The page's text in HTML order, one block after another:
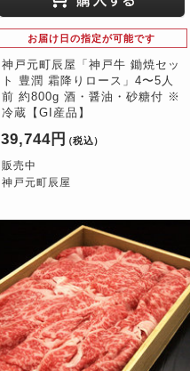
お届け日の指定が可能です
神戸元町辰屋「神戸牛 鋤焼セッ
ト 豊潤 霜降りロース」4〜5人
前 約800g 酒・醤油・砂糖付 ※
冷蔵【GI産品】
39,744円 （税込）
販売中
神戸元町辰屋